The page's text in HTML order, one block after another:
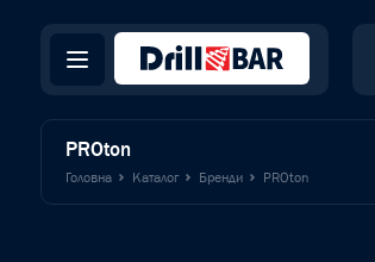
PROton
Головна Каталог Бренди PROton